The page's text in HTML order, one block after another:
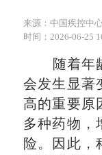
来源：中国疾控中
时间：2026-06-25
随着年
会发生显著
高的重要原
多种药物，
险。因此，